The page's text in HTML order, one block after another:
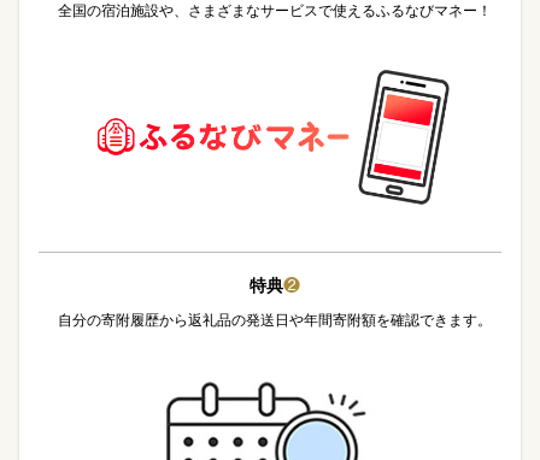
全国の宿泊施設や、さまざまなサービスで使えるふるなびマネー！
特典❷
自分の寄附履歴から返礼品の発送日や年間寄附額を確認できます。